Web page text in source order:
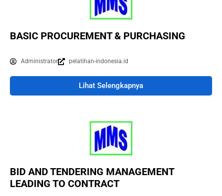
BASIC PROCUREMENT & PURCHASING
Administrator pelatihan-indonesia.id
Lihat Selengkapnya
BID AND TENDERING MANAGEMENT
LEADING TO CONTRACT